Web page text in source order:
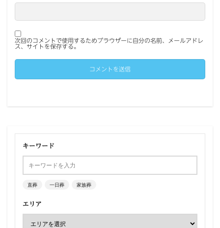
次回のコメントで使用するためブラウザーに自分の名前、メールアドレ
ス、サイトを保存する。
キーワード
直葬 一日葬 家族葬
エリア